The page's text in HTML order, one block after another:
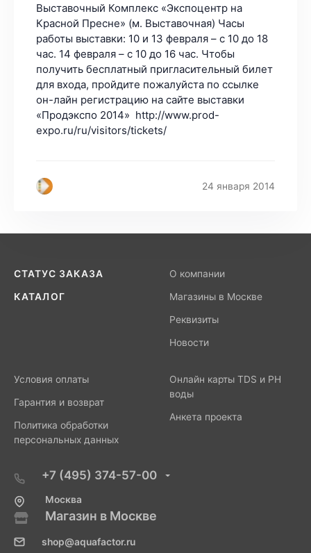
Выставочный Комплекс «Экспоцентр на
Красной Пресне» (м. Выставочная) Часы
работы выставки: 10 и 13 февраля – с 10 до 18
час. 14 февраля – с 10 до 16 час. Чтобы
получить бесплатный пригласительный билет
для входа, пройдите пожалуйста по ссылке
он-лайн регистрацию на сайте выставки
«Продэкспо 2014» http://www.prod-
expo.ru/ru/visitors/tickets/
24 января 2014
СТАТУС ЗАКАЗА
КАТАЛОГ
О компании
Магазины в Москве
Реквизиты
Новости
Условия оплаты
Гарантия и возврат
Политика обработки
персональных данных
Онлайн карты TDS и PH
воды
Анкета проекта
+7 (495) 374-57-00
Москва
Магазин в Москве
shop@aquafactor.ru